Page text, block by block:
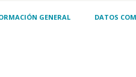
GENERAL DATOS